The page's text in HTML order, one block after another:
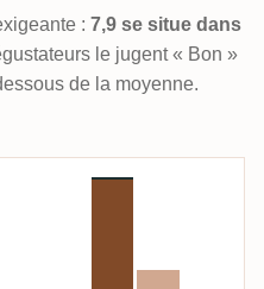
: 7,9 se situe dans
le jugent « Bon »
de la moyenne.